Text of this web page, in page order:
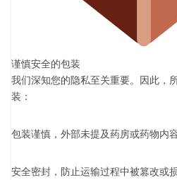
谨慎安全的包装
我们深知您的隐私至关重要。因此，
装：
包装谨慎，外部未提及药房或药物内容
安全密封，防止运输过程中被篡改或损